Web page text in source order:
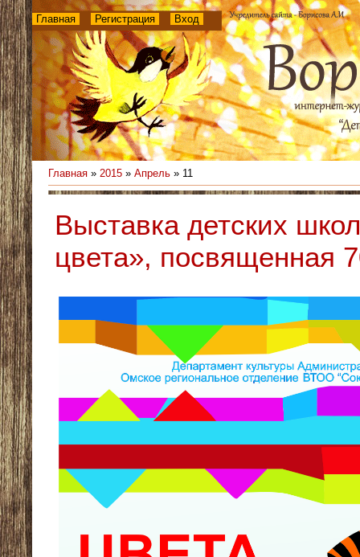
Главная Регистрация Вход
Главная » 2015 » Апрель » 11
Выставка детских
цвета», посвященная